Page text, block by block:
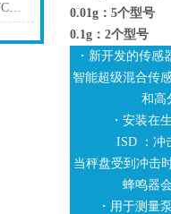
池田屋新品田中科学ATG-8AFC泰格闭口闪点测试仪
0.01g：5个型号
0.1g：2个型号
・新开发的传感
智能超级混合传
和高
・安装在
ISD ：冲
当秤盘受到冲击
蜂鸣器
・用于测量